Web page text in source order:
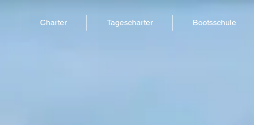
Charter Tagescharter Bootsschule